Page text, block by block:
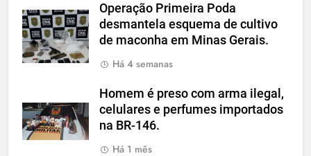
Operação Primeira Poda
desmantela esquema de cultivo
de maconha em Minas Gerais.
Há 4 semanas
Homem é preso com arma ilegal,
celulares e perfumes importados
na BR-146.
Há 1 mês